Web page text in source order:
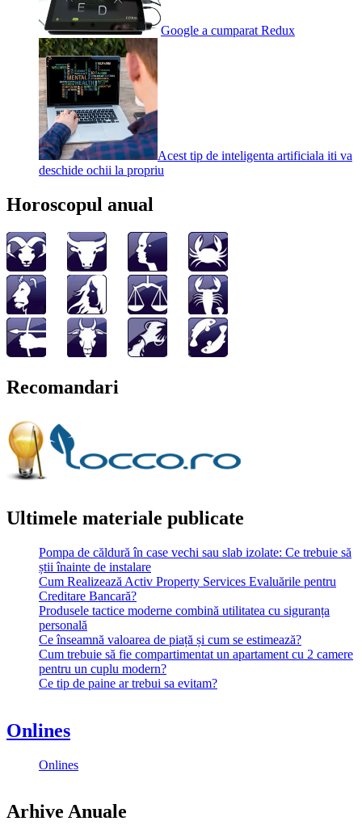
Google a cumparat Redux
Acest tip de inteligenta artificiala iti va
deschide ochii la propriu
Horoscopul anual
Recomandari
Ultimele materiale publicate
Pompa de căldură în case vechi sau slab izolate: Ce trebuie să
știi înainte de instalare
Cum Realizează Activ Property Services Evaluările pentru
Creditare Bancară?
Produsele tactice moderne combină utilitatea cu siguranța
personală
Ce înseamnă valoarea de piață și cum se estimează?
Cum trebuie să fie compartimentat un apartament cu 2 camere
pentru un cuplu modern?
Ce tip de paine ar trebui sa evitam?
Onlines
Onlines
Arhive Anuale